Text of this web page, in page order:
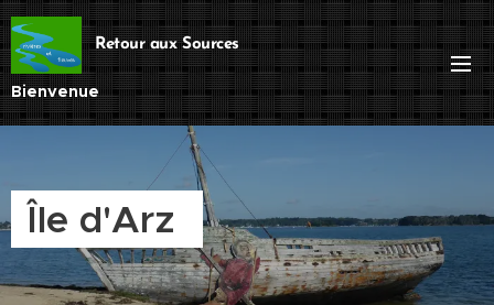
Retour aux Sources
Bienvenue
Île d'Arz